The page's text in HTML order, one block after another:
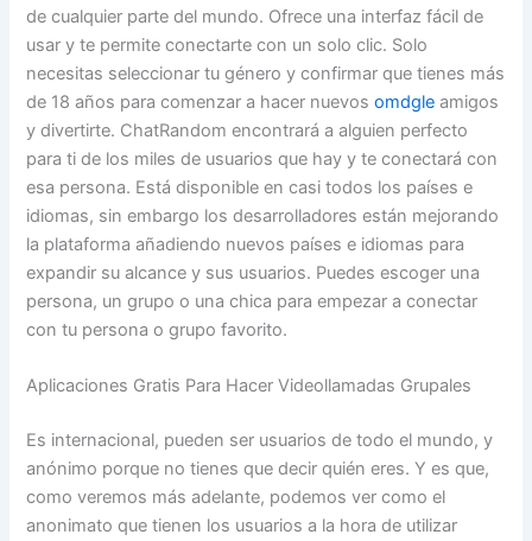
de cualquier parte del mundo. Ofrece una interfaz fácil de
usar y te permite conectarte con un solo clic. Solo
necesitas seleccionar tu género y confirmar que tienes más
de 18 años para comenzar a hacer nuevosomdgle amigos
y divertirte. ChatRandom encontrará a alguien perfecto
para ti de los miles de usuarios que hay y te conectará con
esa persona. Está disponible en casi todos los países e
idiomas, sin embargo los desarrolladores están mejorando
la plataforma añadiendo nuevos países e idiomas para
expandir su alcance y sus usuarios. Puedes escoger una
persona, un grupo o una chica para empezar a conectar
con tu persona o grupo favorito.
Aplicaciones Gratis Para Hacer Videollamadas Grupales
Es internacional, pueden ser usuarios de todo el mundo, y
anónimo porque no tienes que decir quién eres. Y es que,
como veremos más adelante, podemos ver como el
anonimato que tienen los usuarios a la hora de utilizar